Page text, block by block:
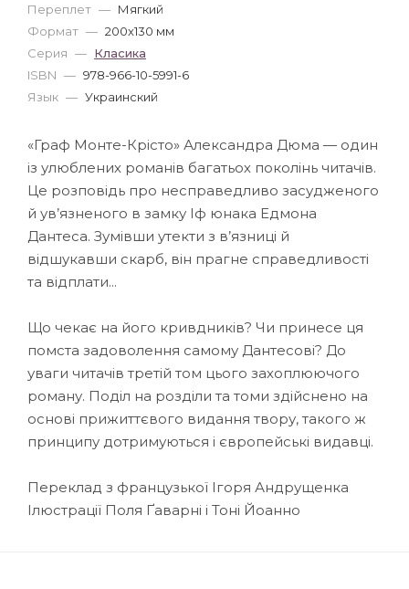
Переплет — Мягкий
Формат — 200x130 мм
Серия — Класика
ISBN — 978-966-10-5991-6
Язык — Украинский
«Граф Монте-Крісто» Александра Дюма — один
із улюблених романів багатьох поколінь читачів.
Це розповідь про несправедливо засудженого
й ув’язненого в замку Іф юнака Едмона
Дантеса. Зумівши утекти з в’язниці й
відшукавши скарб, він прагне справедливості
та відплати...
Що чекає на його кривдників? Чи принесе ця
помста задоволення самому Дантесові? До
уваги читачів третій том цього захоплюючого
роману. Поділ на розділи та томи здійснено на
основі прижиттєвого видання твору, такого ж
принципу дотримуються і європейські видавці.
Переклад з французької Ігоря Андрущенка
Ілюстрації Поля Ґаварні і Тоні Йоанно